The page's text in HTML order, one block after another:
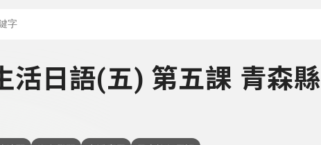
活日語(五) 第五課 青森縣